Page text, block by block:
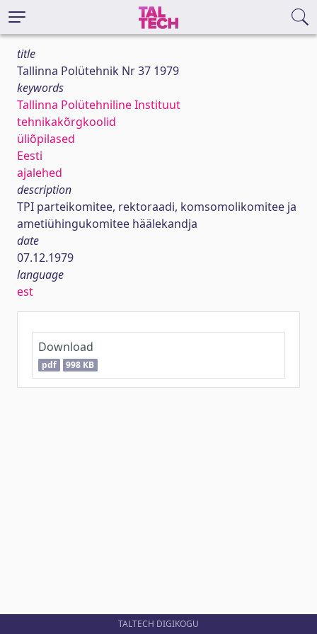
title
Tallinna Polütehnik Nr 37 1979
keywords
Tallinna Polütehniline Instituut
tehnikakõrgkoolid
üliõpilased
Eesti
ajalehed
description
TPI parteikomitee, rektoraadi, komsomolikomitee ja
ametiühingukomitee häälekandja
date
07.12.1979
language
est
Download
pdf 998 KB
TALTECH DIGIKOGU